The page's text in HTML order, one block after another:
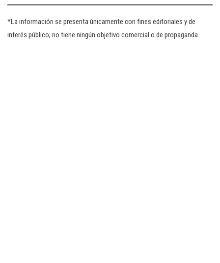
*La información se presenta únicamente con fines editoriales y de
interés público; no tiene ningún objetivo comercial o de propaganda.